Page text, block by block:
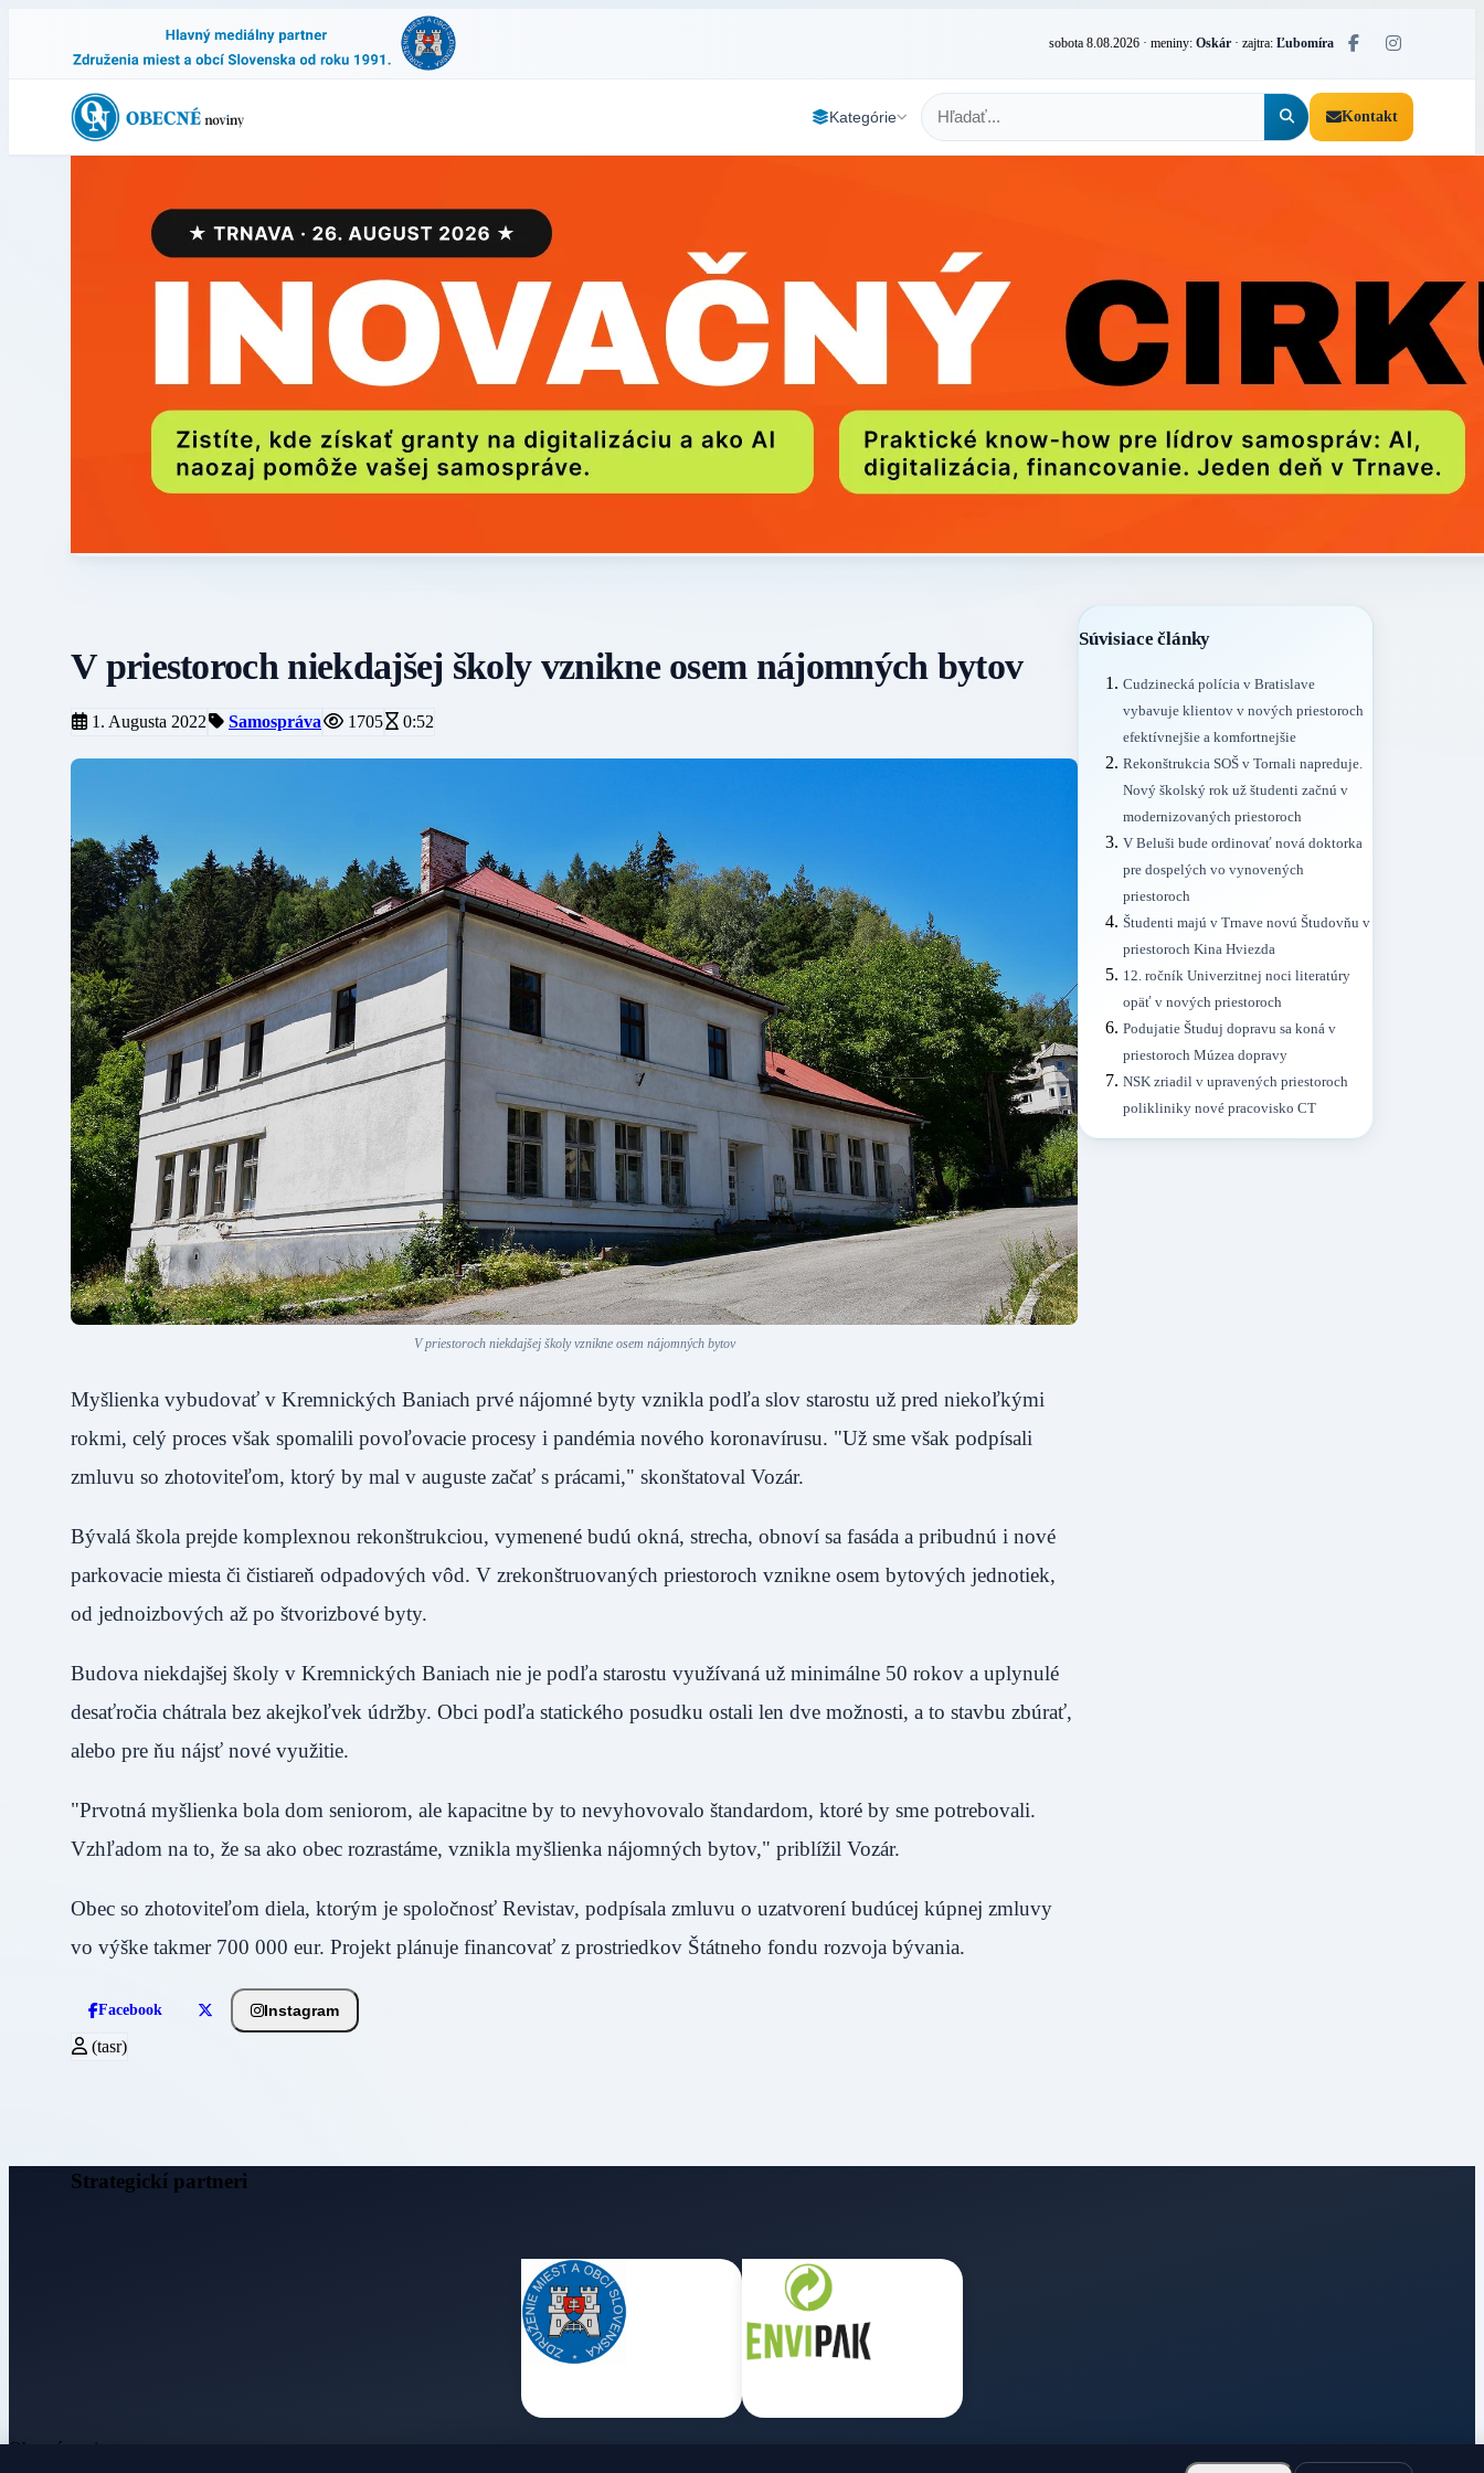
sobota 8.08.2026 · meniny: Oskár · zajtra: Ľubomíra
Kategórie Kontakt
V priestoroch niekdajšej školy vznikne osem nájomných bytov
1. Augusta 2022 Samospráva 1705 0:52
V priestoroch niekdajšej školy vznikne osem nájomných bytov
Myšlienka vybudovať v Kremnických Baniach prvé nájomné byty vznikla podľa slov starostu už pred niekoľkými
rokmi, celý proces však spomalili povoľovacie procesy i pandémia nového koronavírusu. "Už sme však podpísali
zmluvu so zhotoviteľom, ktorý by mal v auguste začať s prácami," skonštatoval Vozár.
Bývalá škola prejde komplexnou rekonštrukciou, vymenené budú okná, strecha, obnoví sa fasáda a pribudnú i nové
parkovacie miesta či čistiareň odpadových vôd. V zrekonštruovaných priestoroch vznikne osem bytových jednotiek,
od jednoizbových až po štvorizbové byty.
Budova niekdajšej školy v Kremnických Baniach nie je podľa starostu využívaná už minimálne 50 rokov a uplynulé
desaťročia chátrala bez akejkoľvek údržby. Obci podľa statického posudku ostali len dve možnosti, a to stavbu zbúrať,
alebo pre ňu nájsť nové využitie.
"Prvotná myšlienka bola dom seniorom, ale kapacitne by to nevyhovovalo štandardom, ktoré by sme potrebovali.
Vzhľadom na to, že sa ako obec rozrastáme, vznikla myšlienka nájomných bytov," priblížil Vozár.
Obec so zhotoviteľom diela, ktorým je spoločnosť Revistav, podpísala zmluvu o uzatvorení budúcej kúpnej zmluvy
vo výške takmer 700 000 eur. Projekt plánuje financovať z prostriedkov Štátneho fondu rozvoja bývania.
Facebook Instagram
(tasr)
Súvisiace články
Cudzinecká polícia v Bratislave
vybavuje klientov v nových priestoroch
efektívnejšie a komfortnejšie
Rekonštrukcia SOŠ v Tornali napreduje.
Nový školský rok už študenti začnú v
modernizovaných priestoroch
V Beluši bude ordinovať nová doktorka
pre dospelých vo vynovených
priestoroch
Študenti majú v Trnave novú Študovňu v
priestoroch Kina Hviezda
12. ročník Univerzitnej noci literatúry
opäť v nových priestoroch
Podujatie Študuj dopravu sa koná v
priestoroch Múzea dopravy
NSK zriadil v upravených priestoroch
polikliniky nové pracovisko CT
Strategickí partneri
Obecné noviny